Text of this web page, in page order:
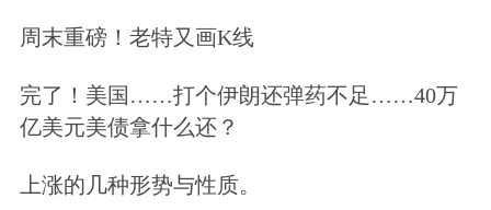
同日，知名私募东方港湾董事长但斌在
微博转发了一篇名为《任泽平，你已经
周末重磅！老特又画K线
完了！美国……打个伊朗还弹药不足……40万
亿美元美债拿什么还？
上涨的几种形势与性质。